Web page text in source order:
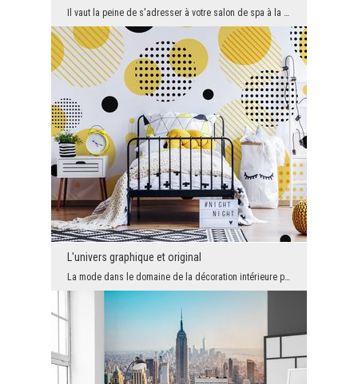
Il vaut la peine de s'adresser à votre salon de spa à la maison, comme le fait un spa professionn...
L'univers graphique et original
La mode dans le domaine de la décoration intérieure pour les enfants a ses droits. Nous voulons t...